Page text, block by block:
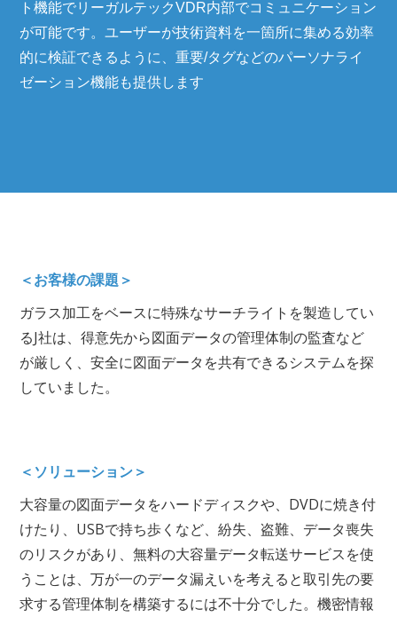
ト機能でリーガルテックVDR内部でコミュニケーション
が可能です。ユーザーが技術資料を一箇所に集める効率
的に検証できるように、重要/タグなどのパーソナライ
ゼーション機能も提供します
＜お客様の課題＞
ガラス加工をベースに特殊なサーチライトを製造してい
るJ社は、得意先から図面データの管理体制の監査など
が厳しく、安全に図面データを共有できるシステムを探
していました。
＜ソリューション＞
大容量の図面データをハードディスクや、DVDに焼き付
けたり、USBで持ち歩くなど、紛失、盗難、データ喪失
のリスクがあり、無料の大容量データ転送サービスを使
うことは、万が一のデータ漏えいを考えると取引先の要
求する管理体制を構築するには不十分でした。機密情報